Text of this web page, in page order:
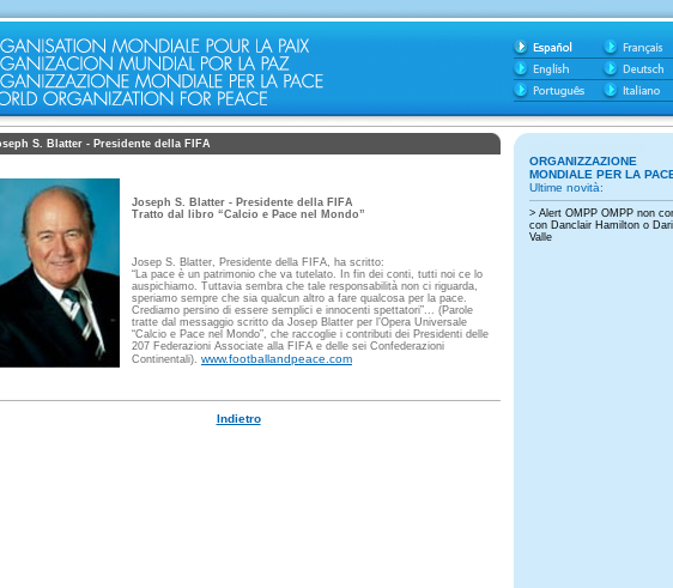
S. Blatter - Presidente della FIFA
Joseph S. Blatter - Presidente della FIFA
Tratto dal libro “Calcio e Pace nel Mondo”
Josep S. Blatter, Presidente della FIFA, ha scritto:
“La pace è un patrimonio che va tutelato. In fin dei conti, tutti noi ce lo
auspichiamo. Tuttavia sembra che tale responsabilità non ci riguarda,
speriamo sempre che sia qualcun altro a fare qualcosa per la pace.
Crediamo persino di essere semplici e innocenti spettatori”... (Parole
tratte dal messaggio scritto da Josep Blatter per l’Opera Universale
“Calcio e Pace nel Mondo”, che raccoglie i contributi dei Presidenti delle
207 Federazioni Associate alla FIFA e delle sei Confederazioni
Continentali). www.footballandpeace.com
Indietro